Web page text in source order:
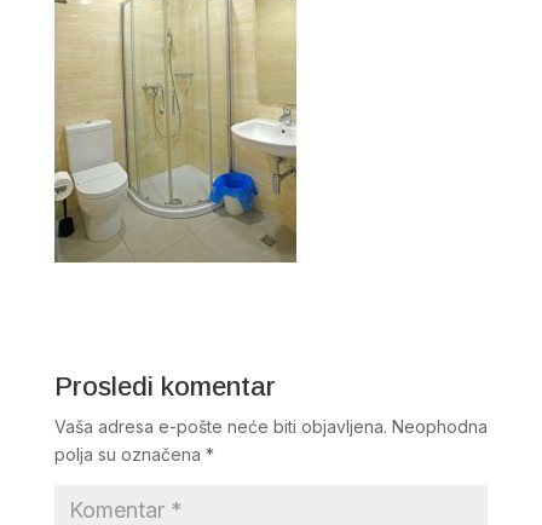
Prosledi komentar
Vaša adresa e-pošte neće biti objavljena. Neophodna
polja su označena *